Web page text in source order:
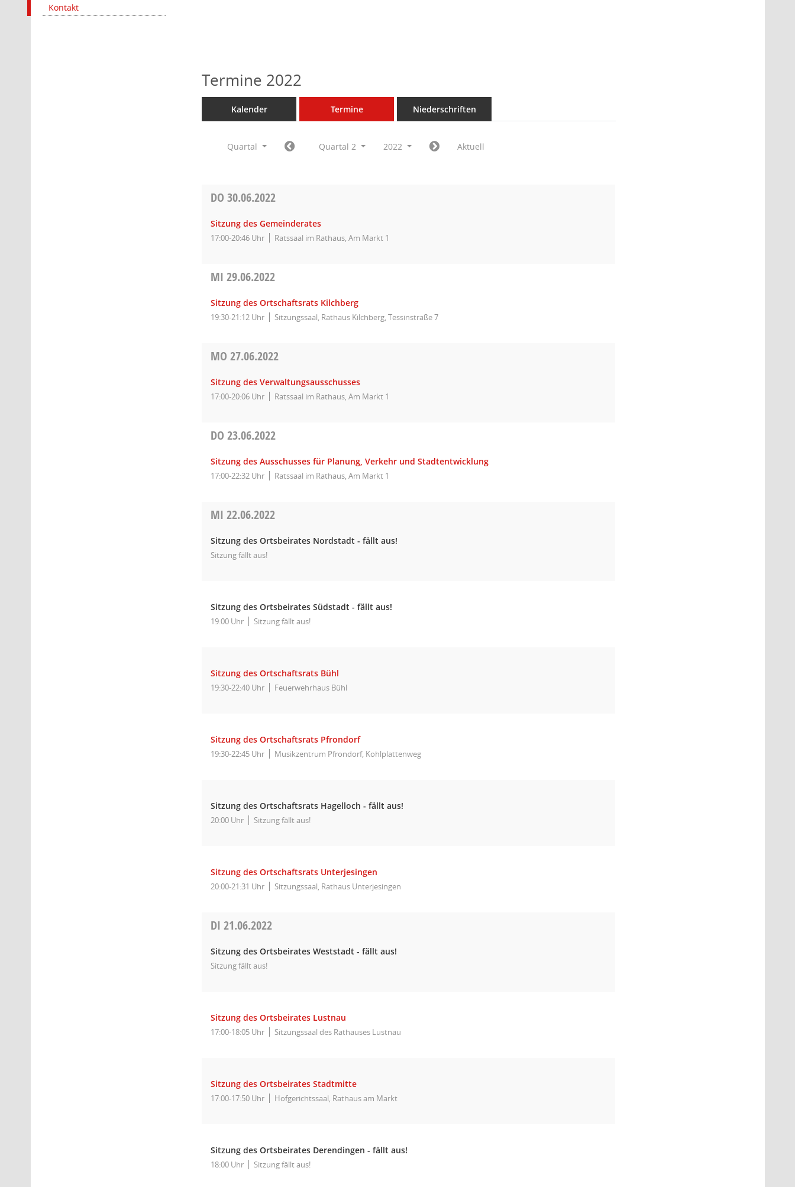
Kontakt
Termine 2022
Kalender Termine Niederschriften
Quartal Quartal 2 2022 Aktuell
DO30.06.2022
Sitzung des Gemeinderates
17:00-20:46 Uhr Ratssaal im Rathaus, Am Markt 1
MI29.06.2022
Sitzung des Ortschaftsrats Kilchberg
19:30-21:12 Uhr Sitzungssaal, Rathaus Kilchberg, Tessinstraße 7
MO27.06.2022
Sitzung des Verwaltungsausschusses
17:00-20:06 Uhr Ratssaal im Rathaus, Am Markt 1
DO23.06.2022
Sitzung des Ausschusses für Planung, Verkehr und Stadtentwicklung
17:00-22:32 Uhr Ratssaal im Rathaus, Am Markt 1
MI22.06.2022
Sitzung des Ortsbeirates Nordstadt - fällt aus!
Sitzung fällt aus!
Sitzung des Ortsbeirates Südstadt - fällt aus!
19:00 Uhr Sitzung fällt aus!
Sitzung des Ortschaftsrats Bühl
19:30-22:40 Uhr Feuerwehrhaus Bühl
Sitzung des Ortschaftsrats Pfrondorf
19:30-22:45 Uhr Musikzentrum Pfrondorf, Kohlplattenweg
Sitzung des Ortschaftsrats Hagelloch - fällt aus!
20:00 Uhr Sitzung fällt aus!
Sitzung des Ortschaftsrats Unterjesingen
20:00-21:31 Uhr Sitzungssaal, Rathaus Unterjesingen
DI21.06.2022
Sitzung des Ortsbeirates Weststadt - fällt aus!
Sitzung fällt aus!
Sitzung des Ortsbeirates Lustnau
17:00-18:05 Uhr Sitzungssaal des Rathauses Lustnau
Sitzung des Ortsbeirates Stadtmitte
17:00-17:50 Uhr Hofgerichtssaal, Rathaus am Markt
Sitzung des Ortsbeirates Derendingen - fällt aus!
18:00 Uhr Sitzung fällt aus!